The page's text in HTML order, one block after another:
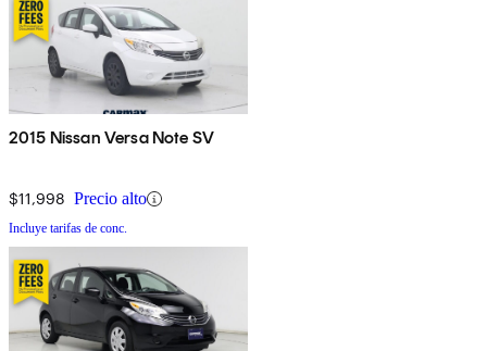
2015 Nissan Versa Note SV
$11,998 Precio alto
Incluye tarifas de conc.